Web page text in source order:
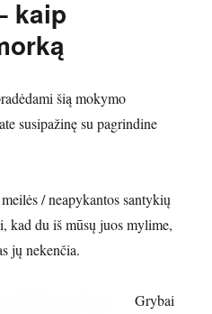
kaip
šią mokymo
susipažinę su pagrindine
/ neapykantos santykių
kad du iš mūsų juos mylime,
jų nekenčia.
Grybai